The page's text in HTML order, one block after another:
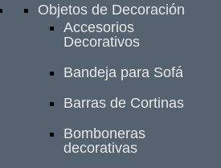
Objetos de Decoración
Accesorios
Decorativos
Bandeja para Sofá
Barras de Cortinas
Bomboneras
decorativas